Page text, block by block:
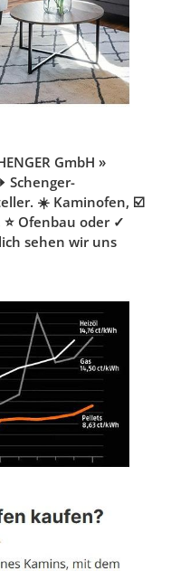
GmbH »
Schenger-
☀️ Kaminofen, ☑️
Ofenbau oder ✓
sehen wir uns